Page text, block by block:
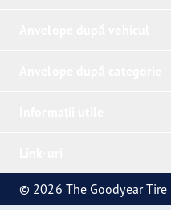
© 2026 The Goodyear